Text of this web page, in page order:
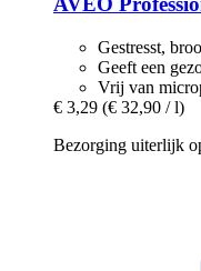
Gestresst,
Geeft een
Vrij van
€ 3,29 (€ 32,90 / l)
Bezorging uiterlijk